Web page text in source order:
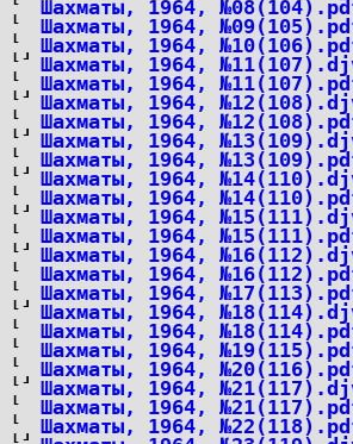
Шахматы, 1964,
Шахматы, 1964,
Шахматы, 1964,
Шахматы, 1964,
Шахматы, 1964,
Шахматы, 1964,
Шахматы, 1964,
Шахматы, 1964,
Шахматы, 1964,
Шахматы, 1964,
Шахматы, 1964,
Шахматы, 1964,
Шахматы, 1964,
Шахматы, 1964,
Шахматы, 1964,
Шахматы, 1964,
Шахматы, 1964,
Шахматы, 1964,
Шахматы, 1964,
Шахматы, 1964,
Шахматы, 1964,
Шахматы, 1964,
Шахматы, 1964,